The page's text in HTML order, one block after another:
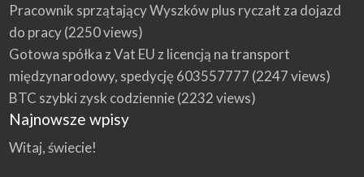
Pracownik sprzątający Wyszków plus ryczałt za dojazd
do pracy(2250 views)
Gotowa spółka z Vat EU z licencją na transport
międzynarodowy, spedycję 603557777 (2247 views)
BTC szybki zysk codziennie(2232 views)
Najnowsze wpisy
Witaj, świecie!